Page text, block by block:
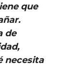
que
de
necesita